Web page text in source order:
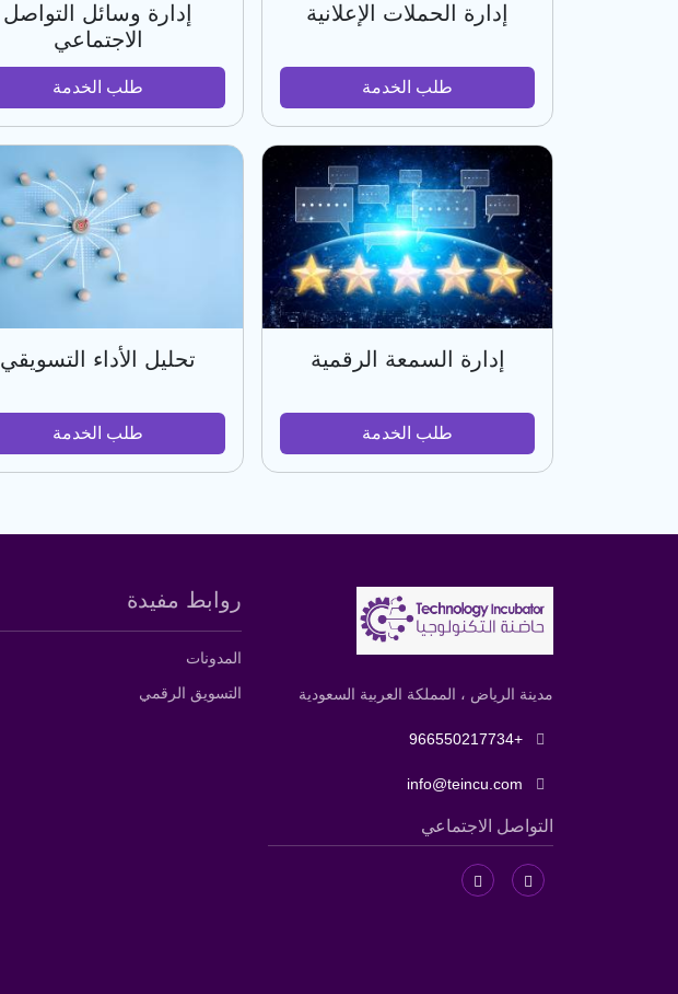
إدارة الحملات الإعلانية
طلب الخدمة
إدارة وسائل التواصل
الاجتماعي
طلب الخدمة
إدارة السمعة الرقمية
طلب الخدمة
تحليل الأداء التسويقي
طلب الخدمة
مدينة الرياض ، المملكة العربية السعودية
+966550217734
info@teincu.com
التواصل الاجتماعي
روابط مفيدة
المدونات
التسويق الرقمي